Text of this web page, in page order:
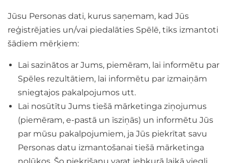
Jūsu Personas dati, kurus saņemam, kad Jūs
reģistrējaties un/vai piedalāties Spēlē, tiks izmantoti
šādiem mērķiem:
Lai sazinātos ar Jums, piemēram, lai informētu par
Spēles rezultātiem, lai informētu par izmaiņām
sniegtajos pakalpojumos utt.
Lai nosūtītu Jums tiešā mārketinga ziņojumus
(piemēram, e-pastā un īsziņās) un informētu Jūs
par mūsu pakalpojumiem, ja Jūs piekrītat savu
Personas datu izmantošanai tiešā mārketinga